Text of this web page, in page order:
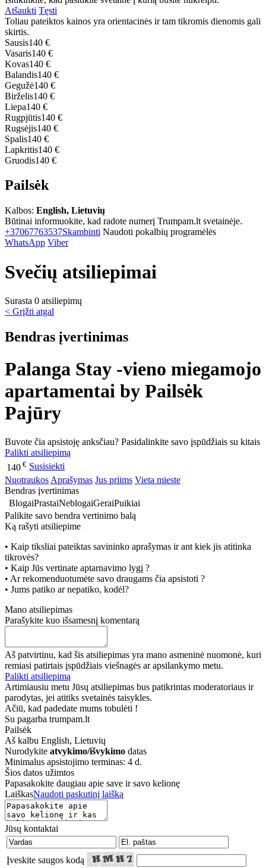
Atšaukti Tęsti
Toliau pateiktos kainos yra orientacinės ir tam tikromis dienomis gali
skirtis.
Sausis140 €
Vasaris140 €
Kovas140 €
Balandis140 €
Gegužė140 €
Birželis140 €
Liepa140 €
Rugpjūtis140 €
Rugsėjis140 €
Spalis140 €
Lapkritis140 €
Gruodis140 €
Pailsėk
Kalbos: English, Lietuvių
Būtinai informuokite, kad radote numerį Trumpam.lt svetainėje.
+37067763537Skambinti Naudoti pokalbių programėlės
WhatsApp Viber
Svečių atsiliepimai
Surasta 0 atsiliepimų
< Grįžti atgal
Bendras įvertinimas
Palanga Stay -vieno miegamojo
apartamentai by Pailsėk
Pajūry
Buvote čia apsistoję anksčiau? Pasidalinkite savo įspūdžiais su kitais
Palikti atsiliepimą
140 € Susisiekti
Nuotraukos Aprašymas Jus priims Vieta mieste
Bendras įvertinimas
BlogaiPrastaiNeblogaiGeraiPuikiai
Palikite savo bendra vertinimo balą
Ką rašyti atsiliepime
• Kaip tiksliai pateiktas savininko aprašymas ir ant kiek jis atitinka
tikrovės?
• Kaip Jūs vertinate aptarnavimo lygį ?
• Ar rekomenduotumėte savo draugams čia apsistoti ?
• Jums patiko ar nepatiko, kodėl?
Mano atsiliepimas
Parašykite kuo išsamesnį komentarą
Aš patvirtinu, kad šis atsiliepimas yra mano asmeninė nuomonė, kuri
remiasi patirtais įspūdžiais viešnagės ar apsilankymo metu.
Palikti atsiliepimą
Artimiausiu metu Jūsų atsiliepimas bus patikrintas moderatoriaus ir
parodytas, jei atitiks svetainės taisykles.
Ačiū, kad padedate mums tobulėti !
Su pagarba trumpam.lt
Pailsėk
Aš kalbu English, Lietuvių
Nurodykite atvykimo/išvykimo datas
Minimalus apsistojimo terminas: 4 d.
Šios datos užimtos
Papasakokite daugiau apie save ir savo kelionę
LaiškasNaudoti paskutinį laišką
Jūsų kontaktai
Įveskite saugos kodą